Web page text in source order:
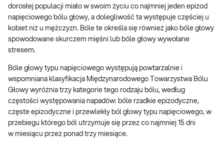
dorosłej populacji miało w swoim życiu co najmniej jeden epizod
napięciowego bólu głowy, a dolegliwość ta występuje częściej u
kobiet niż u mężczyzn. Bóle te określa się również jako bóle głowy
spowodowane skurczem mięśni lub bóle głowy wywołane
stresem.
Bóle głowy typu napięciowego występują powtarzalnie i
wspomniana klasyfikacja Międzynarodowego Towarzystwa Bólu
Głowy wyróżnia trzy kategorie tego rodzaju bólu, według
częstości występowania napadów: bóle rzadkie epizodyczne,
częste epizodyczne i przewlekły ból głowy typu napięciowego, w
przebiegu którego ból utrzymuje się przez co najmniej 15 dni
w miesiącu przez ponad trzy miesiące.